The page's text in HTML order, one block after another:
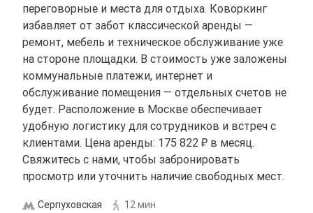
переговорные и места для отдыха. Коворкинг
избавляет от забот классической аренды —
ремонт, мебель и техническое обслуживание уже
на стороне площадки. В стоимость уже заложены
коммунальные платежи, интернет и
обслуживание помещения — отдельных счетов не
будет. Расположение в Москве обеспечивает
удобную логистику для сотрудников и встреч с
клиентами. Цена аренды: 175 822 ₽ в месяц.
Свяжитесь с нами, чтобы забронировать
просмотр или уточнить наличие свободных мест.
Серпуховская
12 мин